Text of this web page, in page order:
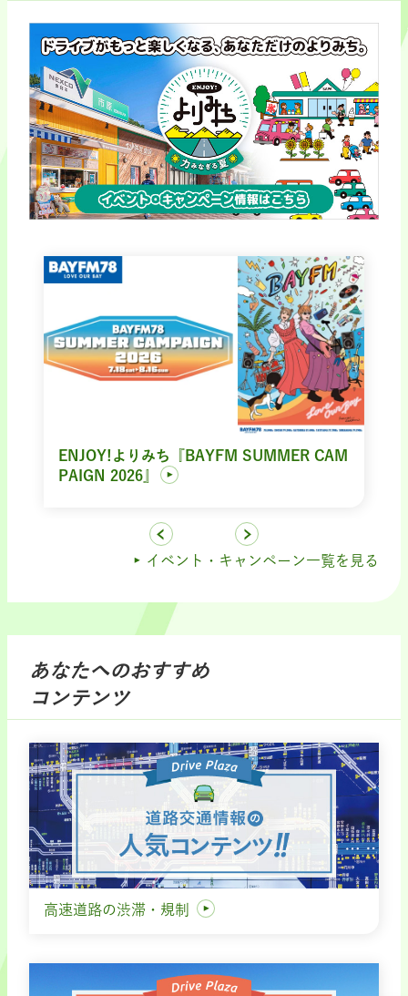
ENJOY!よりみち『BAYFM SUMMER CAM
PAIGN 2026』
イベント・キャンペーン一覧を見る
あなたへのおすすめ
コンテンツ
高速道路の渋滞・規制